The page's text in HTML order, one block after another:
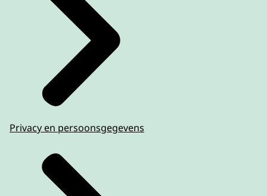
Privacy en persoonsgegevens